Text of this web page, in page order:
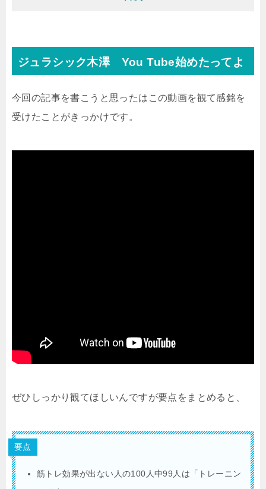
ジュラシック木澤 You Tube始めたってよ
今回の記事を書こうと思ったはこの動画を観て感銘を
受けたことがきっかけです。
ぜひしっかり観てほしいんですが要点をまとめると、
要点
筋トレ効果が出ない人の100人中99人は「トレーニン